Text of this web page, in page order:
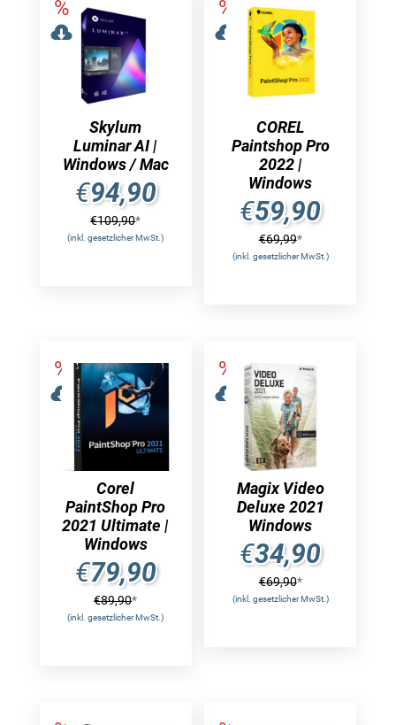
Skylum
Luminar AI |
Windows / Mac
€94,90
€109,90*
(inkl. gesetzlicher MwSt.)
COREL
Paintshop Pro
2022 |
Windows
€59,90
€69,99*
(inkl. gesetzlicher MwSt.)
Corel
PaintShop Pro
2021 Ultimate |
Windows
€79,90
€89,90*
(inkl. gesetzlicher MwSt.)
Magix Video
Deluxe 2021
Windows
€34,90
€69,90*
(inkl. gesetzlicher MwSt.)